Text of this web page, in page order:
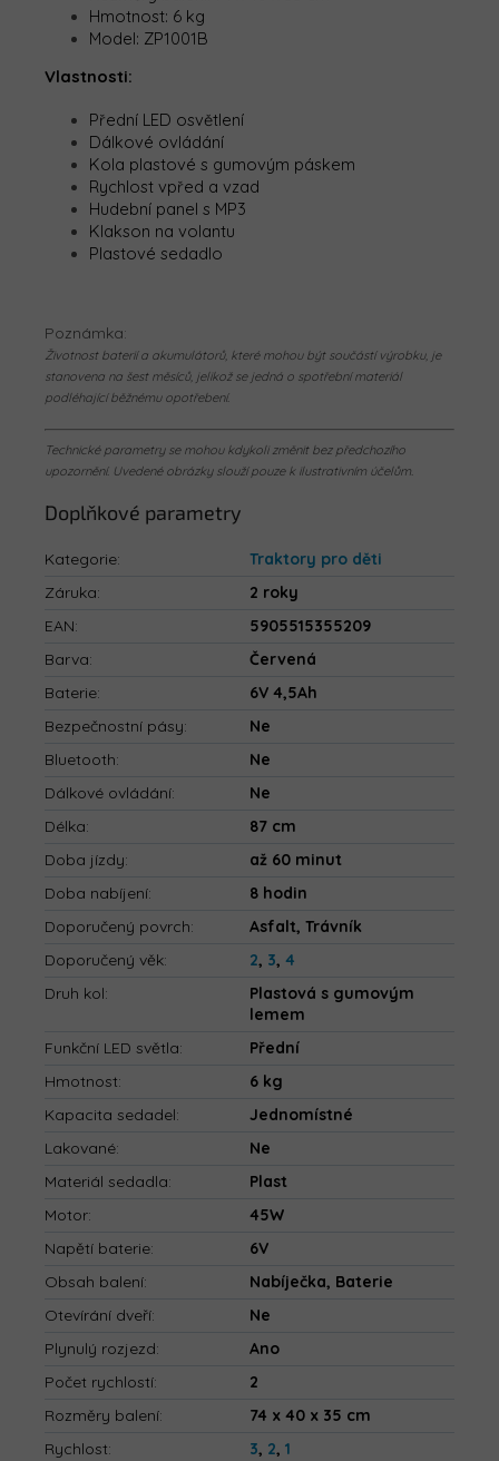
Hmotnost: 6 kg
Model: ZP1001B
Vlastnosti:
Přední LED osvětlení
Dálkové ovládání
Kola plastové s gumovým páskem
Rychlost vpřed a vzad
Hudební panel s MP3
Klakson na volantu
Plastové sedadlo
Poznámka:
Životnost baterií a akumulátorů, které mohou být součástí výrobku, je
stanovena na šest měsíců, jelikož se jedná o spotřební materiál
podléhající běžnému opotřebení.
Technické parametry se mohou kdykoli změnit bez předchozího
upozornění. Uvedené obrázky slouží pouze k ilustrativním účelům.
Doplňkové parametry
Kategorie:
Traktory pro děti
Záruka:
2 roky
EAN:
5905515355209
Barva:
Červená
Baterie:
6V 4,5Ah
Bezpečnostní pásy:
Ne
Bluetooth:
Ne
Dálkové ovládání:
Ne
Délka:
87 cm
Doba jízdy:
až 60 minut
Doba nabíjení:
8 hodin
Doporučený povrch:
Asfalt, Trávník
Doporučený věk: 2, 3, 4
Druh kol:
Plastová s gumovým
lemem
Funkční LED světla:
Přední
Hmotnost:
6 kg
Kapacita sedadel:
Jednomístné
Lakované:
Ne
Materiál sedadla:
Plast
Motor:
45W
Napětí baterie:
6V
Obsah balení:
Nabíječka, Baterie
Otevírání dveří:
Ne
Plynulý rozjezd:
Ano
Počet rychlostí:
2
Rozměry balení:
74 x 40 x 35 cm
Rychlost: 3, 2, 1